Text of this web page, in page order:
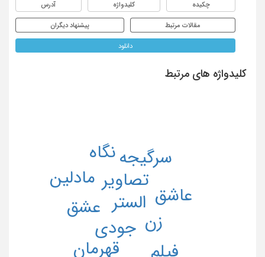
چکیده کلیدواژه آدرس
مقالات مرتبط پیشنهاد دیگران
دانلود
کلیدواژه های مرتبط
الستر
تصاویر
جودی زن
سرگیجه
عاشق
عشق
فیلم قهرمان
مادلین
نگاه